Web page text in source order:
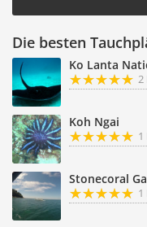
Die besten
Ko Lanta
2
Koh Ngai
Stonecoral